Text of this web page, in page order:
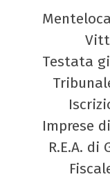
Testata
Imprese
R.E.A. di